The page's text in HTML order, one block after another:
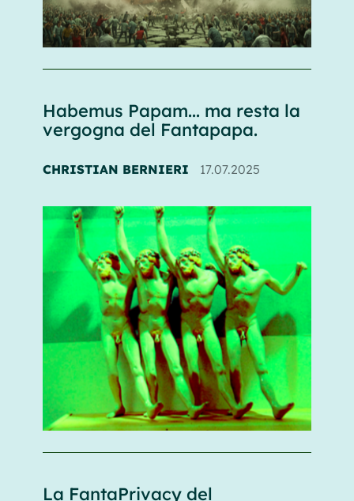
Habemus Papam... ma resta la
vergogna del Fantapapa.
CHRISTIAN BERNIERI 17.07.2025
La FantaPrivacy del